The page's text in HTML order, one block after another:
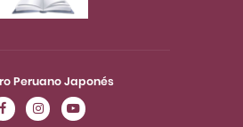
Peruano Japonés